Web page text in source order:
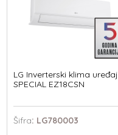
LG Inverterski klima uređaj
SPECIAL EZ18CSN
Šifra: LG780003